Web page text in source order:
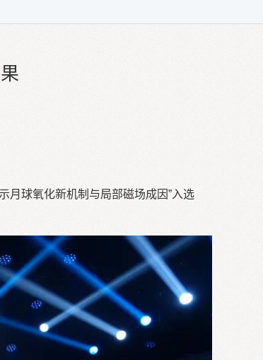
月球氧化新机制与局部磁场成因”入选